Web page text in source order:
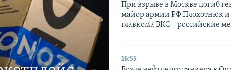
При взрыве в Москве погиб
майор армии РФ Плохотнюк и
главкома ВКС – российские
16:55